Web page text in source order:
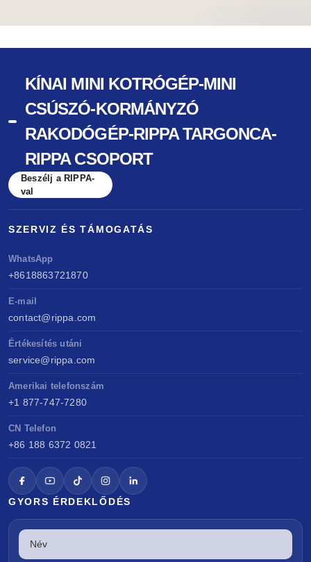
KÍNAI MINI KOTRÓGÉP-MINI
CSÚSZÓ-KORMÁNYZÓ
RAKODÓGÉP-RIPPA TARGONCA-
RIPPA CSOPORT
Beszélj a RIPPA-
val
SZERVIZ ÉS TÁMOGATÁS
WhatsApp
+8618863721870
E-mail
contact@rippa.com
Értékesítés utáni
service@rippa.com
Amerikai telefonszám
+1 877-747-7280
CN Telefon
+86 188 6372 0821
GYORS ÉRDEKLŐDÉS